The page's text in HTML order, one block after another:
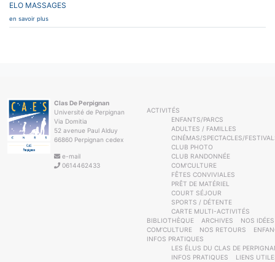
ELO MASSAGES
en savoir plus
Clas De Perpignan
Université de Perpignan
Via Domitia
52 avenue Paul Alduy
66860 Perpignan cedex
e-mail
0614462433
ACTIVITÉS
ENFANTS/PARCS
ADULTES / FAMILLES
CINÉMAS/SPECTACLES/
CLUB PHOTO
CLUB RANDONNÉE
COM’CULTURE
FÊTES CONVIVIALES
PRÊT DE MATÉRIEL
COURT SÉJOUR
SPORTS / DÉTENTE
CARTE MULTI-ACTIVITÉS
BIBLIOTHÈQUE
ARCHIVES
NOS IDÉES
COM’CULTURE
NOS RETOURS
INFOS PRATIQUES
LES ÉLUS DU CLAS DE
INFOS PRATIQUES
LIENS